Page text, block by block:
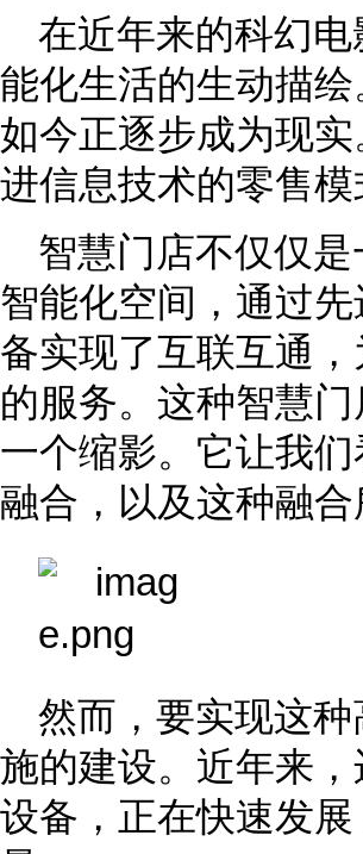
在近年来的科幻
能化生活的生动描
如今正逐步成为现
进信息技术的零售
智慧门店不仅仅
智能化空间，通过
备实现了互联互通
的服务。这种智慧
一个缩影。它让我
融合，以及这种融
然而，要实现这
施的建设。近年来
设备，正在快速发